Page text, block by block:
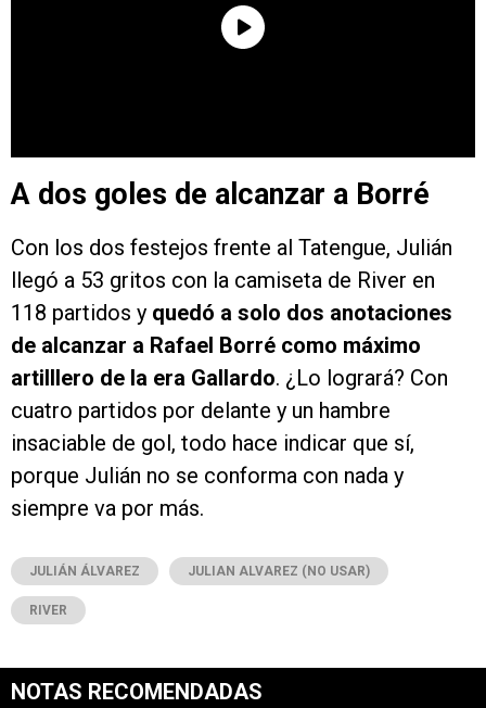
A dos goles de alcanzar a Borré
Con los dos festejos frente al Tatengue, Julián
llegó a 53 gritos con la camiseta de River en
118 partidos y quedó a solo dos anotaciones
de alcanzar a Rafael Borré como máximo
artilllero de la era Gallardo. ¿Lo logrará? Con
cuatro partidos por delante y un hambre
insaciable de gol, todo hace indicar que sí,
porque Julián no se conforma con nada y
siempre va por más.
JULIÁN ÁLVAREZ JULIAN ALVAREZ (NO USAR)
RIVER
NOTAS RECOMENDADAS